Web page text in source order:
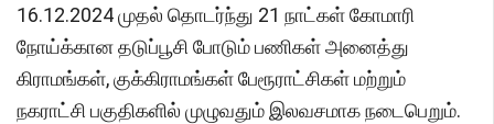
16.12.2024 முதல் தொடர்ந்து 21 நாட்கள் கோமாரி
நோய்க்கான தடுப்பூசி போடும் பணிகள் அனைத்து
கிராமங்கள், குக்கிராமங்கள் பேரூராட்சிகள் மற்றும்
நகராட்சி பகுதிகளில் முழுவதும் இலவசமாக நடைபெறும்.